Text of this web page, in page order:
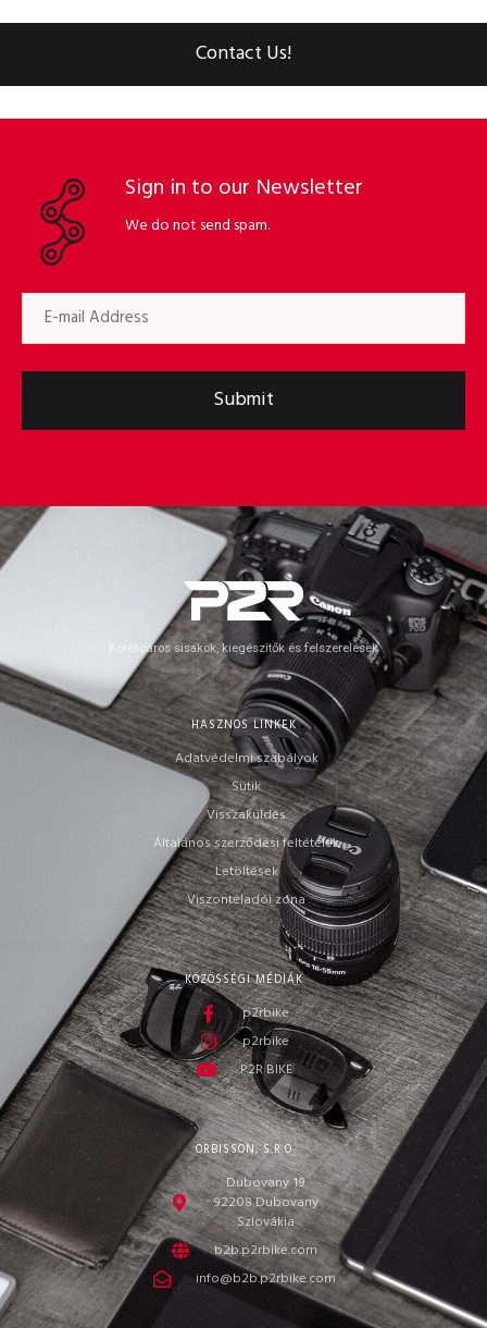
Contact Us!
Sign in to our Newsletter
We do not send spam.
Submit
ORBISSON, S.R.O
Dubovany 19
92208 Dubovany
Szlovákia
b2b.p2rbike.com
info@b2b.p2rbike.com
KÖZÖSSÉGI MÉDIÁK
p2rbike
p2rbike
P2R BIKE
HASZNOS LINKEK
Adatvédelmi szabályok
Sütik
Visszaküldés
Általános szerződési feltételek
Letöltések
Viszonteladói zóna
Kerékpáros sisakok, kiegészítők és felszerelések